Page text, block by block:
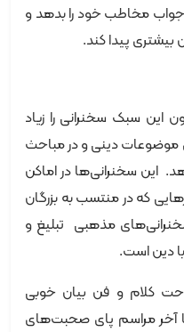
جواب مخاطب خود را بدهد و
پیدا کند.
این سبک سخنرانی را زیاد
موضوعات دینی و در مباحث
این سخنرانی‌ها در اماکن
که در منتسب به بزرگان
مذهبی تبلیغ و
دین است.
کلام و فن بیان خوبی
تا آخر مراسم پای صحبت‌های